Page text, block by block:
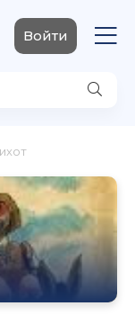
Войти